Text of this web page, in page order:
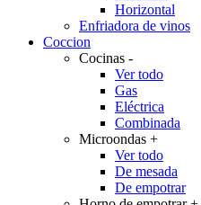
Horizontal
Enfriadora de vinos
Coccion
Cocinas -
Ver todo
Gas
Eléctrica
Combinada
Microondas +
Ver todo
De mesada
De empotrar